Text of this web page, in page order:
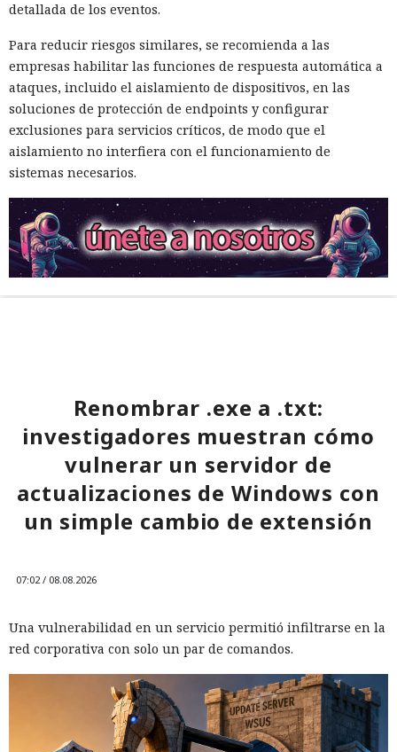
detallada de los eventos.
Para reducir riesgos similares, se recomienda a las
empresas habilitar las funciones de respuesta automática a
ataques, incluido el aislamiento de dispositivos, en las
soluciones de protección de endpoints y configurar
exclusiones para servicios críticos, de modo que el
aislamiento no interfiera con el funcionamiento de
sistemas necesarios.
Renombrar .exe a .txt:
investigadores muestran cómo
vulnerar un servidor de
actualizaciones de Windows con
un simple cambio de extensión
07:02 / 08.08.2026
Una vulnerabilidad en un servicio permitió infiltrarse en la
red corporativa con solo un par de comandos.